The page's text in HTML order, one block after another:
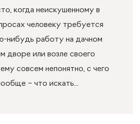
когда неискушенному в
человеку требуется
нибудь работу на дачном
дворе или возле своего
совсем непонятно, с чего
– что искать...